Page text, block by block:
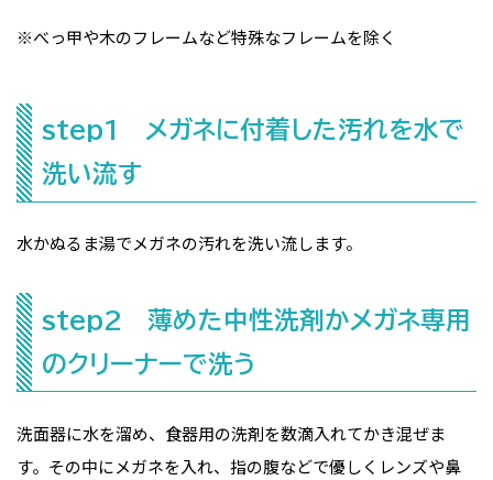
※べっ甲や木のフレームなど特殊なフレームを除く
step1 メガネに付着した汚れを水で
洗い流す
水かぬるま湯でメガネの汚れを洗い流します。
step2 薄めた中性洗剤かメガネ専用
のクリーナーで洗う
洗面器に水を溜め、食器用の洗剤を数滴入れてかき混ぜま
す。その中にメガネを入れ、指の腹などで優しくレンズや鼻